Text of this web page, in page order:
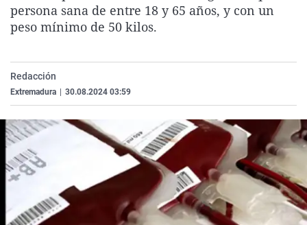
La rosa de los vientos
Como el perro y el
Caso
Equipo de
Extremadura
La Rioja
País Vasco
Virales
Elecciones
persona sana de entre 18 y 65 años, y con un
peso mínimo de 50 kilos.
Redacción
Extremadura 30.08.2024 03:59